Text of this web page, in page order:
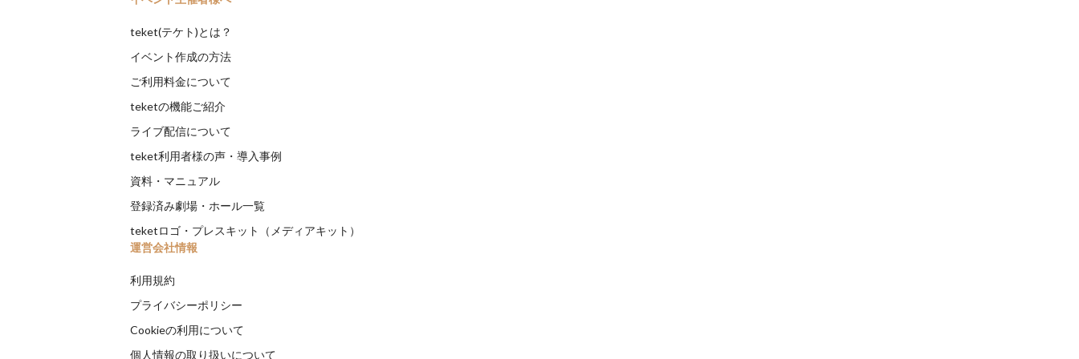
teket(テケト)とは？
イベント作成の方法
ご利用料金について
teketの機能ご紹介
ライブ配信について
teket利用者様の声・導入事例
資料・マニュアル
登録済み劇場・ホール一覧
teketロゴ・プレスキット（メディアキット）
運営会社情報
利用規約
プライバシーポリシー
Cookieの利用について
個人情報の取り扱いについて